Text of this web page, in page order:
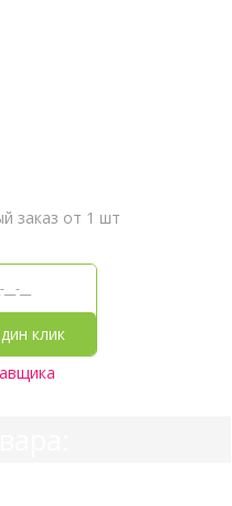
заказ от 1 шт
клик